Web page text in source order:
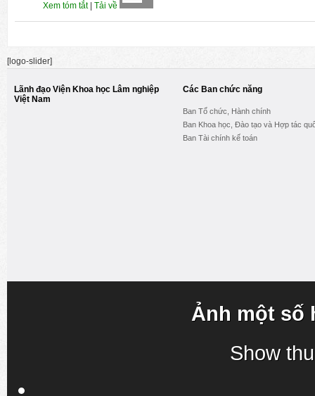
Xem tóm tắt| Tải về
[logo-slider]
Lãnh đạo Viện Khoa học Lâm nghiệp
Việt Nam
Các Ban chức năng
Ban Tổ chức, Hành chính
Ban Khoa học, Đào tạo và Hợp tác
Ban Tài chính kế toán
Ảnh một số
Show